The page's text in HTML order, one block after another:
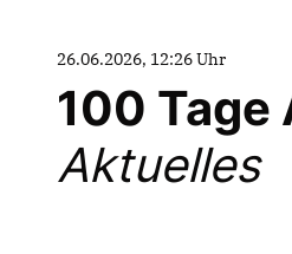
26.06.2026, 12:26 Uhr
100 Tage
Aktuelles